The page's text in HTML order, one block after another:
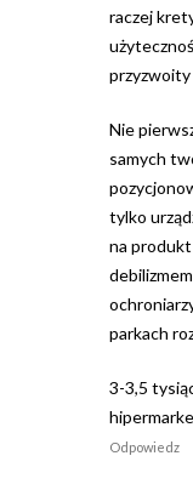
raczej
Nie
samych
tylko
na
parkach
3-3,5
Odpowiedz